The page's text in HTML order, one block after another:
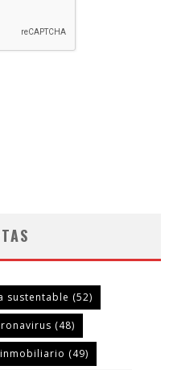
sustentable (52)
(48)
(49)